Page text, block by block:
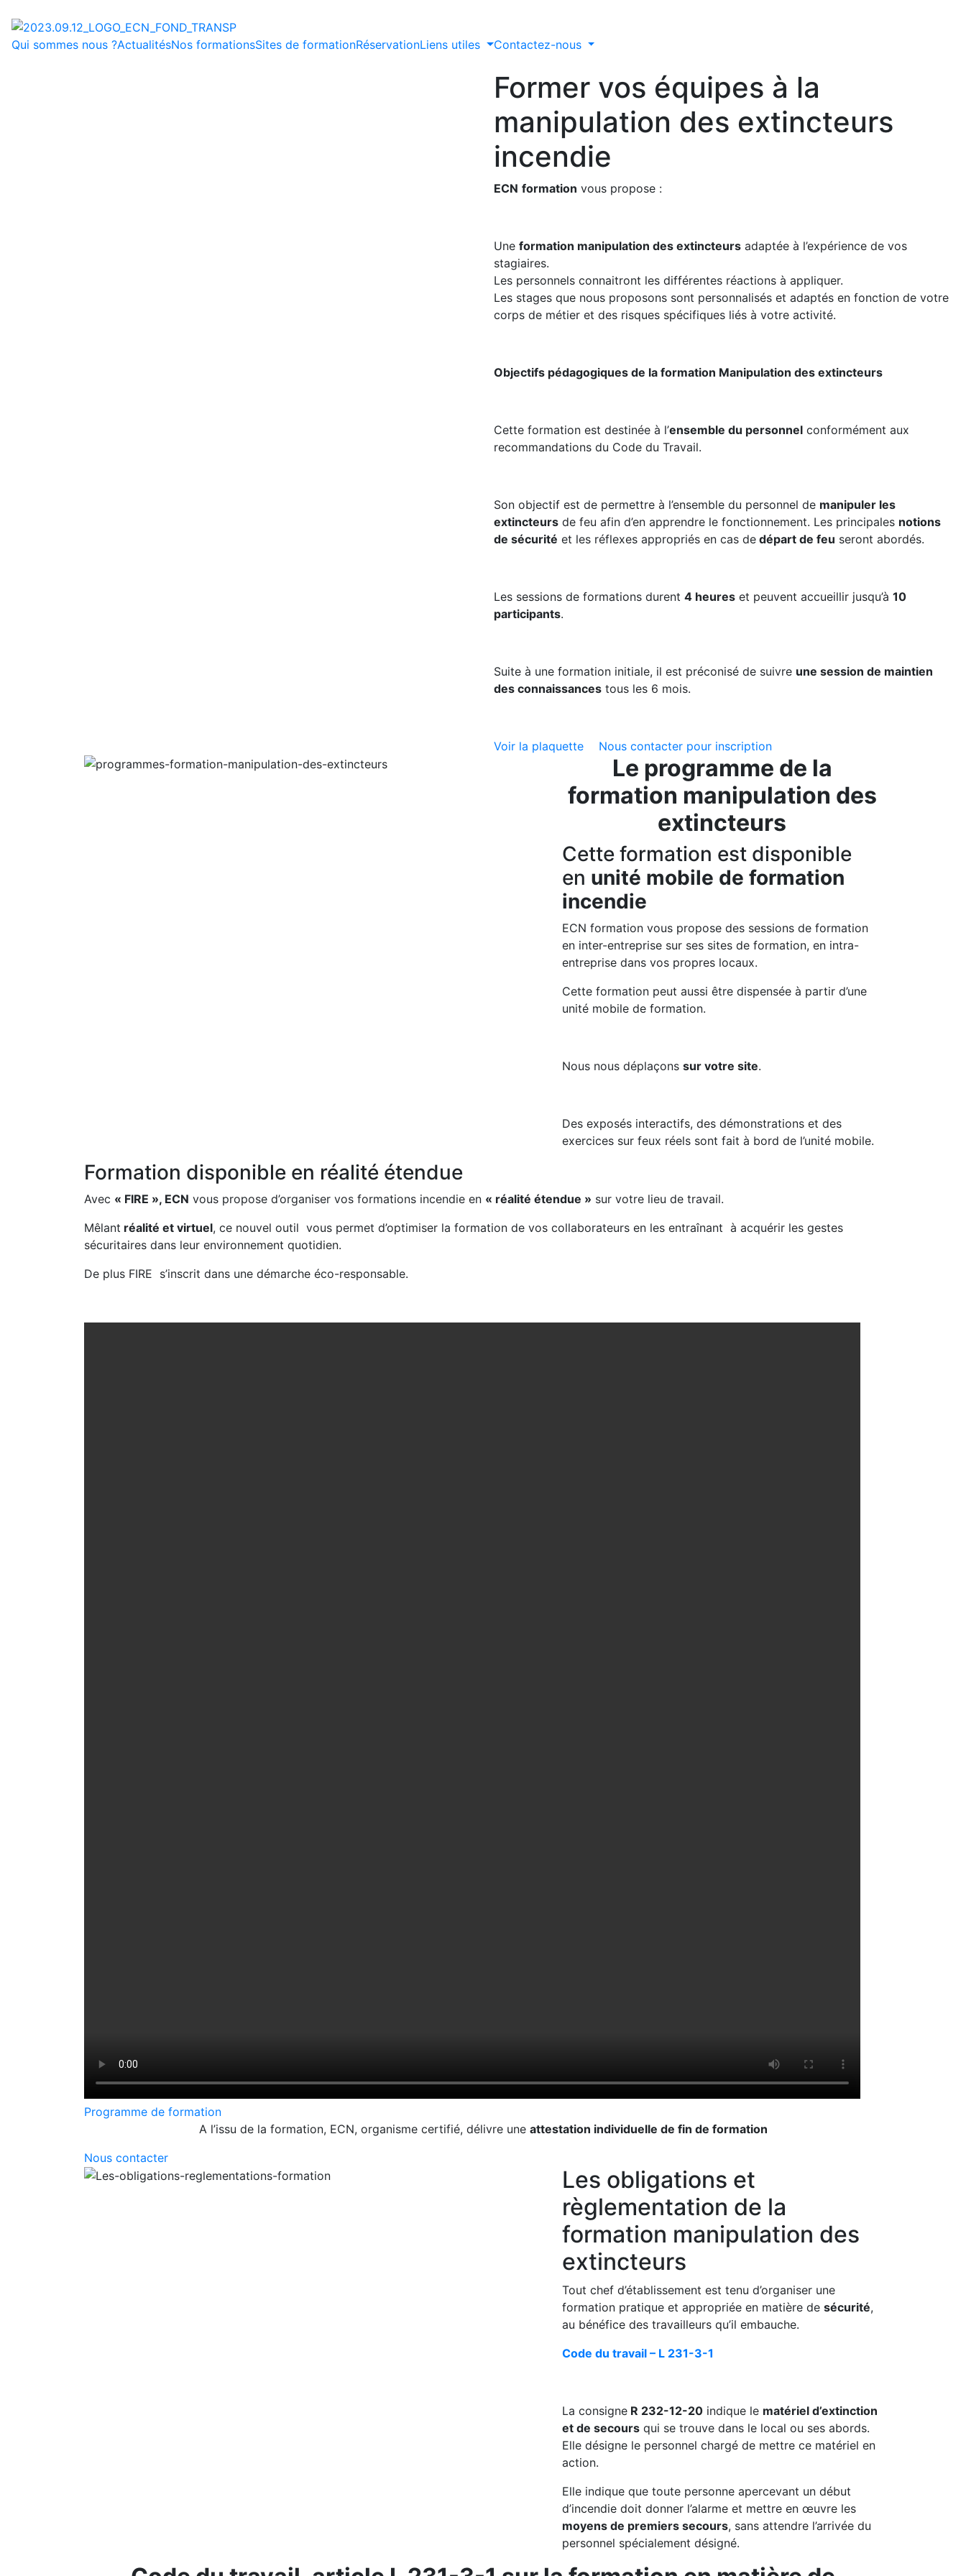
Qui sommes nous ?ActualitésNos formationsSites de formationRéservationLiens utiles Contactez-nous
Former vos équipes à la
manipulation des extincteurs
incendie
ECN formation vous propose :
Une formation manipulation des extincteurs adaptée à l’expérience de vos
stagiaires.
Les personnels connaitront les différentes réactions à appliquer.
Les stages que nous proposons sont personnalisés et adaptés en fonction de votre
corps de métier et des risques spécifiques liés à votre activité.
Objectifs pédagogiques de la formation Manipulation des extincteurs
Cette formation est destinée à l’ensemble du personnel conformément aux
recommandations du Code du Travail.
Son objectif est de permettre à l’ensemble du personnel de manipuler les
extincteurs de feu afin d’en apprendre le fonctionnement. Les principales notions
de sécurité et les réflexes appropriés en cas de départ de feu seront abordés.
Les sessions de formations durent 4 heures et peuvent accueillir jusqu’à 10
participants.
Suite à une formation initiale, il est préconisé de suivre une session de maintien
des connaissances tous les 6 mois.
Voir la plaquette Nous contacter pour inscription
Le programme de la
formation manipulation des
extincteurs
Cette formation est disponible
en unité mobile de formation
incendie
ECN formation vous propose des sessions de formation
en inter-entreprise sur ses sites de formation, en intra-
entreprise dans vos propres locaux.
Cette formation peut aussi être dispensée à partir d’une
unité mobile de formation.
Nous nous déplaçons sur votre site.
Des exposés interactifs, des démonstrations et des
exercices sur feux réels sont fait à bord de l’unité mobile.
Formation disponible en réalité étendue
Avec « FIRE », ECN vous propose d’organiser vos formations incendie en « réalité étendue » sur votre lieu de travail.
Mêlant réalité et virtuel, ce nouvel outil vous permet d’optimiser la formation de vos collaborateurs en les entraînant à acquérir les gestes
sécuritaires dans leur environnement quotidien.
De plus FIRE s’inscrit dans une démarche éco-responsable.
Programme de formation
A l’issu de la formation, ECN, organisme certifié, délivre une attestation individuelle de fin de formation
Nous contacter
Les obligations et
règlementation de la
formation manipulation des
extincteurs
Tout chef d’établissement est tenu d’organiser une
formation pratique et appropriée en matière de sécurité,
au bénéfice des travailleurs qu’il embauche.
Code du travail – L 231-3-1
La consigne R 232-12-20 indique le matériel d’extinction
et de secours qui se trouve dans le local ou ses abords.
Elle désigne le personnel chargé de mettre ce matériel en
action.
Elle indique que toute personne apercevant un début
d’incendie doit donner l’alarme et mettre en œuvre les
moyens de premiers secours, sans attendre l’arrivée du
personnel spécialement désigné.